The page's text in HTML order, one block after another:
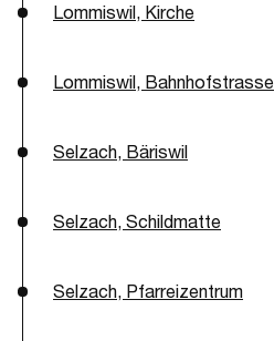
Lommiswil, Kirche
Lommiswil, Bahnhofstrasse
Selzach, Bäriswil
Selzach, Schildmatte
Selzach, Pfarreizentrum